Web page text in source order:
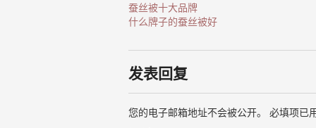
蚕丝被十大品牌
什么牌子的蚕丝被好
发表回复
您的电子邮箱地址不会被公开。 必填项已